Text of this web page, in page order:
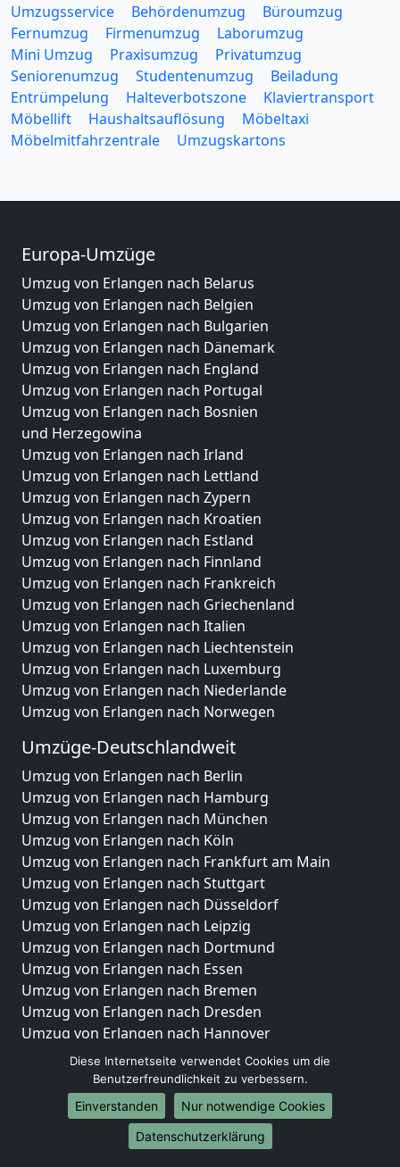
Umzugsservice Behördenumzug
Büroumzug
Fernumzug
Firmenumzug
Laborumzug
Mini Umzug
Praxisumzug
Privatumzug
Seniorenumzug
Studentenumzug
Beiladung
Entrümpelung
Halteverbotszone
Klaviertransport
Möbellift
Haushaltsauflösung
Möbeltaxi
Möbelmitfahrzentrale
Umzugskartons
Europa-Umzüge
Umzug von Erlangen nach Belarus
Umzug von Erlangen nach Belgien
Umzug von Erlangen nach Bulgarien
Umzug von Erlangen nach Dänemark
Umzug von Erlangen nach England
Umzug von Erlangen nach Portugal
Umzug von Erlangen nach Bosnien
und Herzegowina
Umzug von Erlangen nach Irland
Umzug von Erlangen nach Lettland
Umzug von Erlangen nach Zypern
Umzug von Erlangen nach Kroatien
Umzug von Erlangen nach Estland
Umzug von Erlangen nach Finnland
Umzug von Erlangen nach Frankreich
Umzug von Erlangen nach Griechenland
Umzug von Erlangen nach Italien
Umzug von Erlangen nach Liechtenstein
Umzug von Erlangen nach Luxemburg
Umzug von Erlangen nach Niederlande
Umzug von Erlangen nach Norwegen
Umzüge-Deutschlandweit
Umzug von Erlangen nach Berlin
Umzug von Erlangen nach Hamburg
Umzug von Erlangen nach München
Umzug von Erlangen nach Köln
Umzug von Erlangen nach Frankfurt am Main
Umzug von Erlangen nach Stuttgart
Umzug von Erlangen nach Düsseldorf
Umzug von Erlangen nach Leipzig
Umzug von Erlangen nach Dortmund
Umzug von Erlangen nach Essen
Umzug von Erlangen nach Bremen
Umzug von Erlangen nach Dresden
Umzug von Erlangen nach Hannover
Umzug von Erlangen nach Nürnberg
Umzug von Erlangen nach Duisburg
Umzug von Erlangen nach Bochum
Umzug von Erlangen nach Wuppertal
Umzug von Erlangen nach Bielefeld
Diese Internetseite verwendet Cookies um die
Benutzerfreundlichkeit zu verbessern.
Einverstanden
Nur notwendige Cookies
Datenschutzerklärung